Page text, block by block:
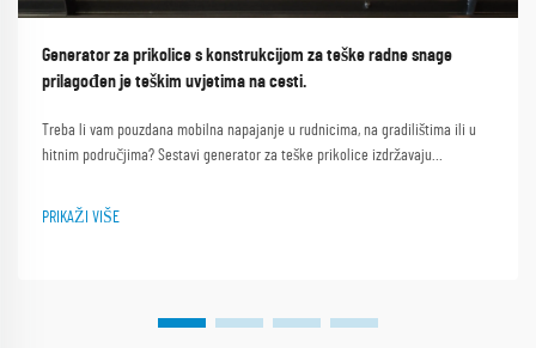
Generator za prikolice s konstrukcijom za teške radne snage
prilagođen je teškim uvjetima na cesti.
Treba li vam pouzdana mobilna napajanje u rudnicima, na gradilištima ili u
hitnim područjima? Sestavi generator za teške prikolice izdržavaju
ISO-certificiranu izdržljivost i dokaz iz stvarnog svijeta.
PRIKAŽI VIŠE